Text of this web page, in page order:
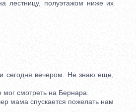
полуэтажом ниже их
сегодня вечером. Не знаю еще,
смотреть на Бернара.
мама спускается пожелать нам